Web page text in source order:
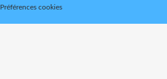
Préférences cookies